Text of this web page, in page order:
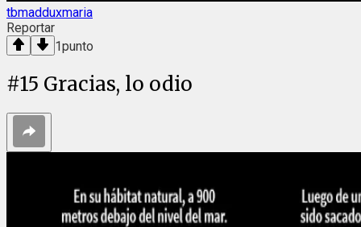
tbmadduxmaria
Reportar
1punto
#15 Gracias, lo odio